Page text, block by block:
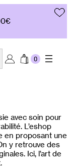
avec soin pour
L’eshop
en proposant une
y retrouve des
Ici, l’art de